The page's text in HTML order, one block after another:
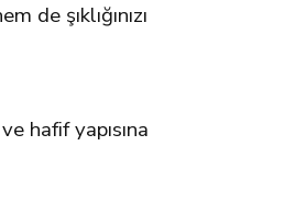
de şıklığınızı
hafif yapısına